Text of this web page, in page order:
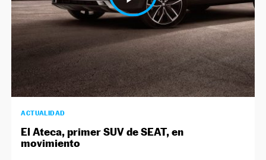
ACTUALIDAD
El Ateca, primer SUV de SEAT, en
movimiento